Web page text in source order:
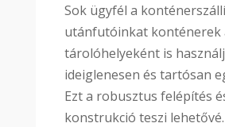
Sok ügyfél a
utánfutóinkat konténerek
tárolóhelyeként is
ideiglenesen és tartósan
Ezt a robusztus felépítés
konstrukció teszi lehetővé.